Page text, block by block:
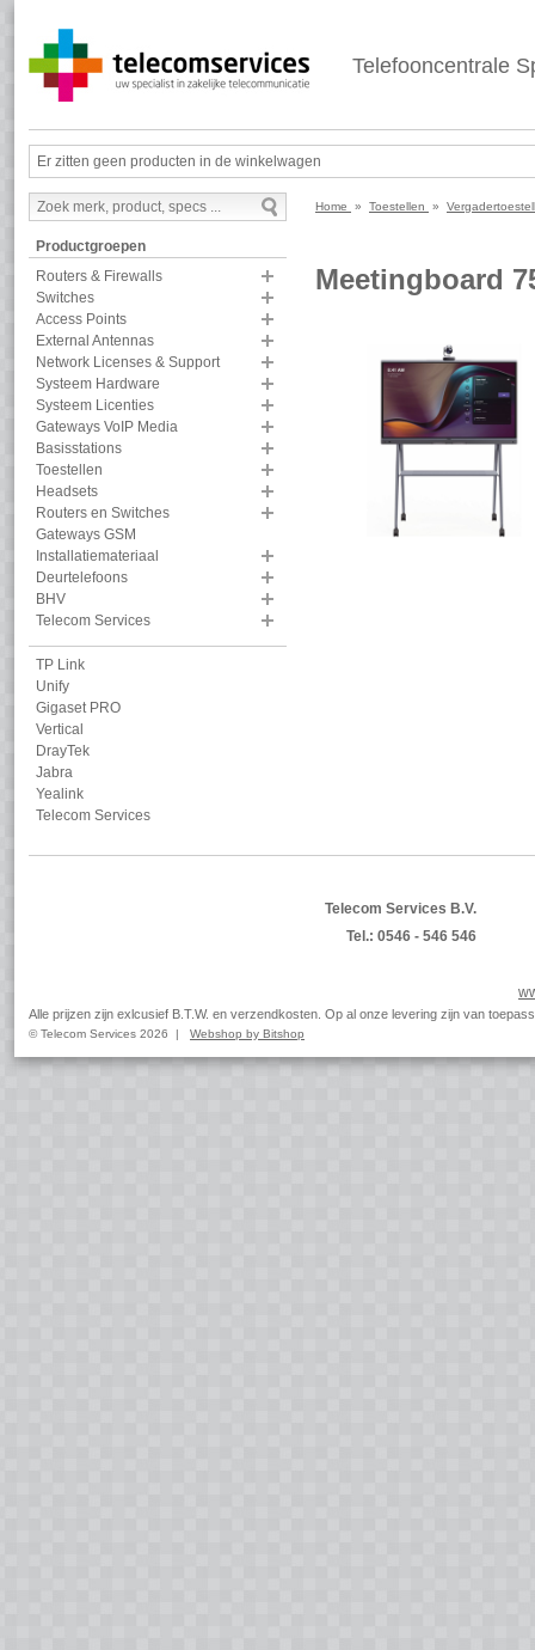
Telefooncentrale
Er zitten geen producten in de winkelwagen
Productgroepen
Routers & Firewalls
Switches
Access Points
External Antennas
Network Licenses & Support
Systeem Hardware
Systeem Licenties
Gateways VoIP Media
Basisstations
Toestellen
Headsets
Routers en Switches
Gateways GSM
Installatiemateriaal
Deurtelefoons
BHV
Telecom Services
TP Link
Unify
Gigaset PRO
Vertical
DrayTek
Jabra
Yealink
Telecom Services
Home » Toestellen »
Meetingboard
Telecom Services B.V.
Tel.: 0546 - 546 546
Alle prijzen zijn exlcusief B.T.W. en verzendkosten. Op al onze levering zijn van
© Telecom Services 2026 | Webshop by Bitshop